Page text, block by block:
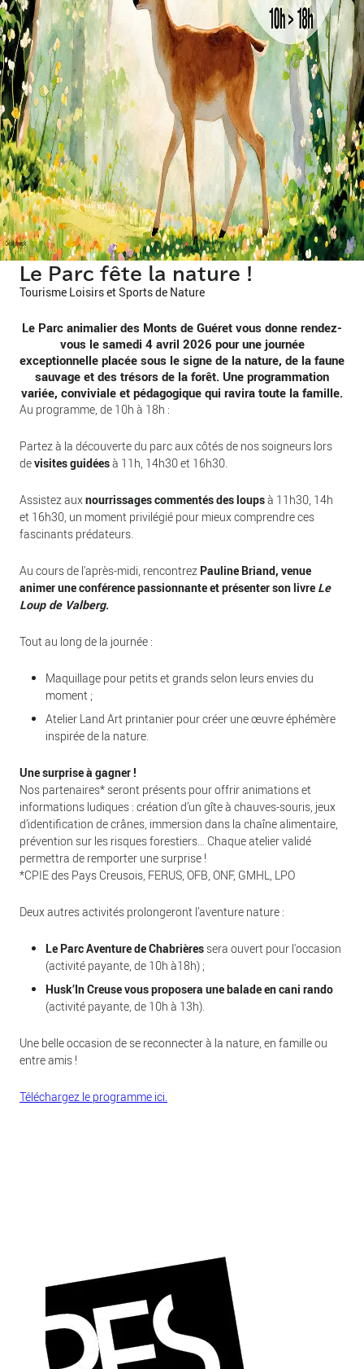
Le Parc fête la nature !
Tourisme Loisirs et Sports de Nature
Le Parc animalier des Monts de Guéret vous donne rendez-
vous le samedi 4 avril 2026 pour une journée
exceptionnelle placée sous le signe de la nature, de la faune
sauvage et des trésors de la forêt. Une programmation
variée, conviviale et pédagogique qui ravira toute la famille.
Au programme, de 10h à 18h :
Partez à la découverte du parc aux côtés de nos soigneurs lors
devisites guidéesà 11h, 14h30 et 16h30.
Assistez auxnourrissages commentés des loupsà 11h30, 14h
et 16h30, un moment privilégié pour mieux comprendre ces
fascinants prédateurs.
Au cours de l'après-midi, rencontrez Pauline Briand, venue
animer une conférence passionnante et présenter son livre Le
Loup de Valberg.
Tout au long de la journée :
Maquillage pour petits et grands selon leurs envies du
moment ;
Atelier Land Art printanier pour créer une œuvre éphémère
inspirée de la nature.
Une surprise à gagner !
Nos partenaires* seront présents pour offrir animations et
informations ludiques : création d’un gîte à chauves-souris, jeux
d’identification de crânes, immersion dans la chaîne alimentaire,
prévention sur les risques forestiers… Chaque atelier validé
permettra de remporter une surprise !
*CPIE des Pays Creusois, FERUS, OFB, ONF, GMHL, LPO
Deux autres activités prolongeront l’aventure nature :
Le Parc Aventure de Chabrières sera ouvert pour l'occasion
(activité payante, de 10h à18h) ;
Husk’In Creuse vous proposera une balade en cani rando
(activité payante, de 10h à 13h).
Une belle occasion de se reconnecter à la nature, en famille ou
entre amis !
Téléchargez le programme ici.